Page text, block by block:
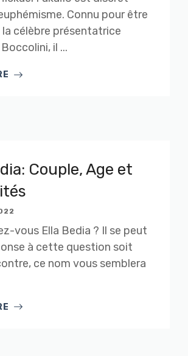
Connu pour être
la célèbre présentatrice
il ...
Couple, Age et
vous Ella Bedia ? Il se peut
à cette question soit
ce nom vous semblera